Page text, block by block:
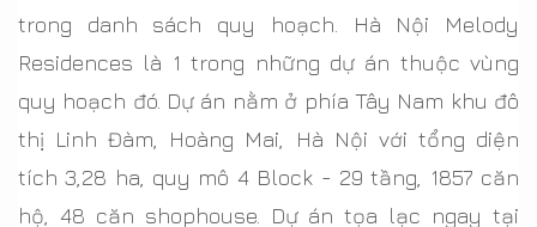
trong danh sách quy hoạch. Hà Nội Melody
Residences là 1 trong những dự án thuộc vùng
quy hoạch đó. Dự án nằm ở phía Tây Nam khu đô
thị Linh Đàm, Hoàng Mai, Hà Nội với tổng diện
tích 3,28 ha, quy mô 4 Block - 29 tầng, 1857 căn
hộ, 48 căn shophouse. Dự án tọa lạc ngay tại